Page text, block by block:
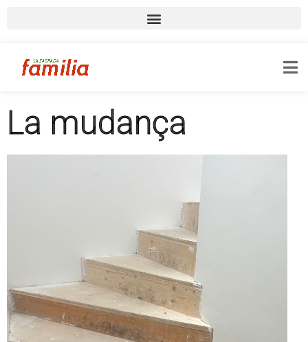
La mudança